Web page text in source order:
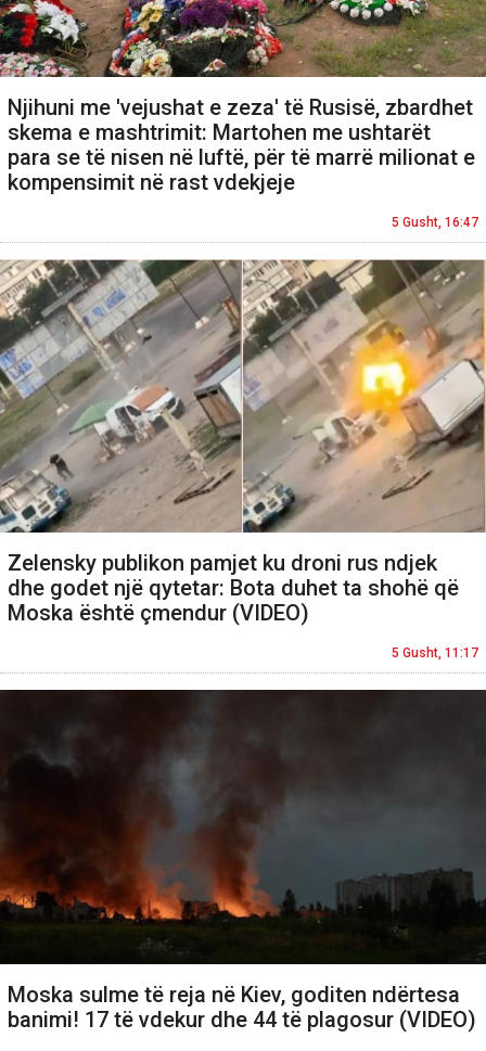
Njihuni me 'vejushat e zeza' të Rusisë, zbardhet
skema e mashtrimit: Martohen me ushtarët
para se të nisen në luftë, për të marrë milionat e
kompensimit në rast vdekjeje
5 Gusht, 16:47
Zelensky publikon pamjet ku droni rus ndjek
dhe godet një qytetar: Bota duhet ta shohë që
Moska është çmendur (VIDEO)
5 Gusht, 11:17
Moska sulme të reja në Kiev, goditen ndërtesa
banimi! 17 të vdekur dhe 44 të plagosur (VIDEO)